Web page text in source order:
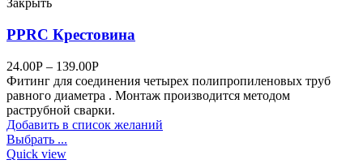
Закрыть
PPRC Крестовина
24.00Р – 139.00Р
Фитинг для соединения четырех полипропиленовых труб
равного диаметра . Монтаж производится методом
раструбной сварки.
Добавить в список желаний
Выбрать ...
Quick view